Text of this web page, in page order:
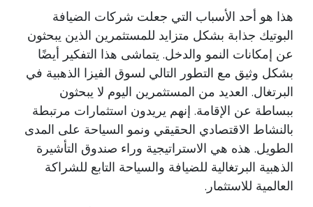
هذا هو أحد الأسباب التي جعلت شركات الضيافة
البوتيك جذابة بشكل متزايد للمستثمرين الذين يبحثون
عن إمكانات النمو والدخل. يتماشى هذا التفكير أيضًا
بشكل وثيق مع التطور التالي لسوق الفيزا الذهبية في
البرتغال. العديد من المستثمرين اليوم لا يبحثون
ببساطة عن الإقامة. إنهم يريدون استثمارات مرتبطة
بالنشاط الاقتصادي الحقيقي ونمو السياحة على المدى
الطويل. هذه هي الاستراتيجية وراء صندوق التأشيرة
الذهبية البرتغالية للضيافة والسياحة التابع للشراكة
العالمية للاستثمار.